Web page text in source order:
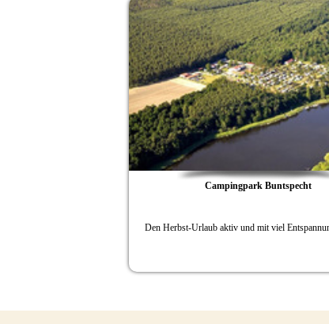
Campingpark Buntspecht
Den Herbst-Urlaub aktiv und mit viel